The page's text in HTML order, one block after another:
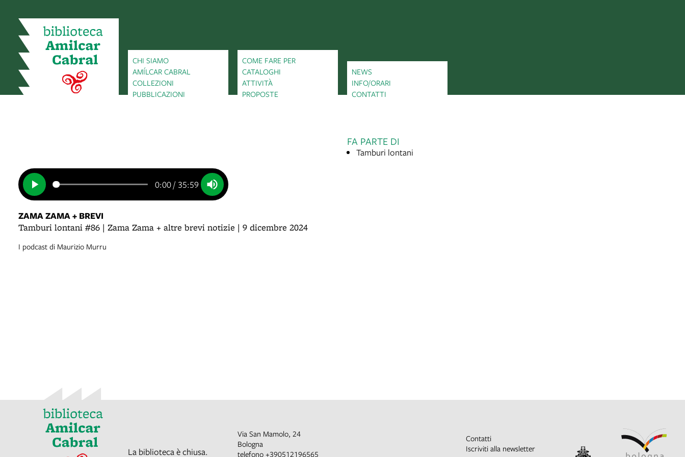
CHI SIAMO
AMÍLCAR CABRAL
COLLEZIONI
PUBBLICAZIONI
COME FARE PER
CATALOGHI
ATTIVITÀ
PROPOSTE
NEWS
INFO/ORARI
CONTATTI
0:00/ 35:59
ZAMA ZAMA + BREVI
Tamburi lontani #86 | Zama Zama + altre brevi notizie | 9 dicembre 2024
I podcast di Maurizio Murru
FA PARTE DI
Tamburi lontani
La biblioteca è chiusa.
Via San Mamolo, 24
Bologna
telefono +390512196565
Contatti
Iscriviti alla newsletter